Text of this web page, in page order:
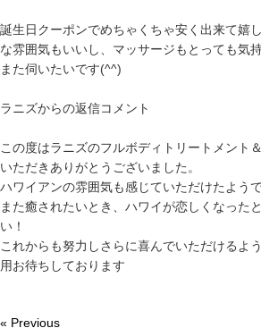
誕生日クーポンでめちゃくちゃ安く出来て嬉
な雰囲気もいいし、マッサージもとっても気
また伺いたいです(^^)
ラニズからの返信コメント
この度はラニズのフルボディトリートメント
いただきありがとうございました。
ハワイアンの雰囲気も感じていただけたよう
また癒されたいとき、ハワイが恋しくなった
い！
これからも努力しさらに喜んでいただけるよ
用お待ちしております
« Previous